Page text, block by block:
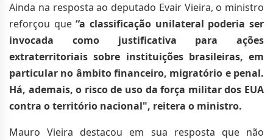
Ainda na resposta ao deputado Evair Vieira, o ministro
reforçou que“a classificação unilateral poderia ser
invocada como justificativa para ações
extraterritoriais sobre instituições brasileiras, em
particular no âmbito financeiro, migratório e penal.
Há, ademais, o risco de uso da força militar dos EUA
contra o território nacional", reitera o ministro.
Mauro Vieira destacou em sua resposta que não